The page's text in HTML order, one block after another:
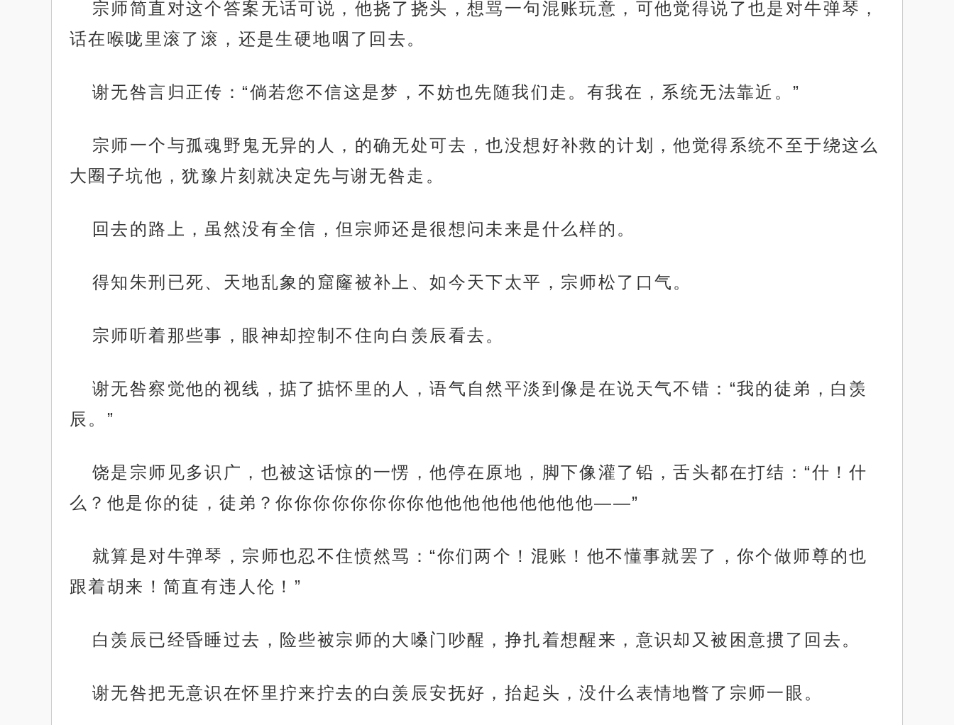
宗师简直对这个答案无话可说，他挠了挠头，想骂一句混账玩意，可他觉得说了也是对牛弹琴，
话在喉咙里滚了滚，还是生硬地咽了回去。
谢无咎言归正传：“倘若您不信这是梦，不妨也先随我们走。有我在，系统无法靠近。”
宗师一个与孤魂野鬼无异的人，的确无处可去，也没想好补救的计划，他觉得系统不至于绕这么
大圈子坑他，犹豫片刻就决定先与谢无咎走。
回去的路上，虽然没有全信，但宗师还是很想问未来是什么样的。
得知朱刑已死、天地乱象的窟窿被补上、如今天下太平，宗师松了口气。
宗师听着那些事，眼神却控制不住向白羡辰看去。
谢无咎察觉他的视线，掂了掂怀里的人，语气自然平淡到像是在说天气不错：“我的徒弟，白羡
辰。”
饶是宗师见多识广，也被这话惊的一愣，他停在原地，脚下像灌了铅，舌头都在打结：“什！什
么？他是你的徒，徒弟？你你你你你你你你他他他他他他他他他——”
就算是对牛弹琴，宗师也忍不住愤然骂：“你们两个！混账！他不懂事就罢了，你个做师尊的也
跟着胡来！简直有违人伦！”
白羡辰已经昏睡过去，险些被宗师的大嗓门吵醒，挣扎着想醒来，意识却又被困意掼了回去。
谢无咎把无意识在怀里拧来拧去的白羡辰安抚好，抬起头，没什么表情地瞥了宗师一眼。